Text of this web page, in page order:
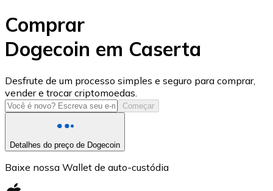
USD Coin
USDC
Comprar
Dogecoin em Caserta
Desfrute de um processo simples e seguro para comprar,
vender e trocar criptomoedas.
Começar
Detalhes do preço de Dogecoin
Baixe nossa Wallet de auto-custódia